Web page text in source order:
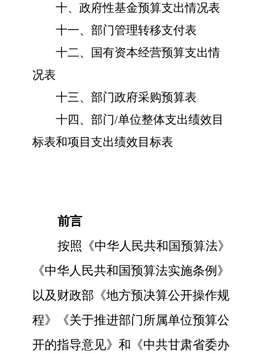
十、政府性基金预算支出情况表
十一、部门管理转移支付表
十二、国有资本经营预算支出情
况表
十三、 部门政府采购预算表
十四 、部门/单位整体支出绩效目
标表和项目支出绩效目标表
前言
按照《中华人民共和国预算法》
《中华人民共和国预算法实施条例》
以及 财政部 《地方预决算公开操作规
程》《关于推进部门所属单位预算公
开的指导意见》和《中共甘肃省委办